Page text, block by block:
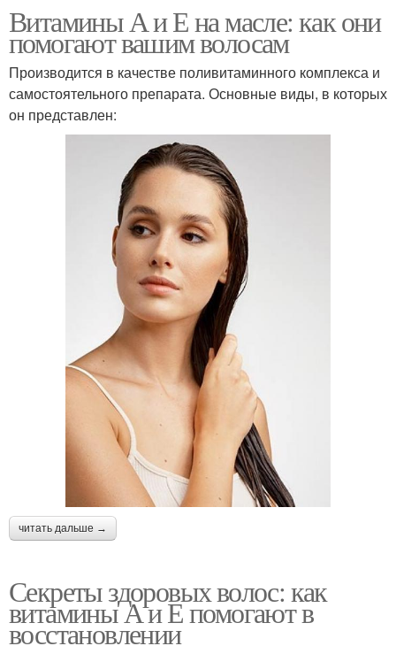
Витамины А и Е на масле: как они
помогают вашим волосам
Производится в качестве поливитаминного комплекса и
самостоятельного препарата. Основные виды, в которых
он представлен:
читать дальше →
Секреты здоровых волос: как
витамины А и Е помогают в
восстановлении